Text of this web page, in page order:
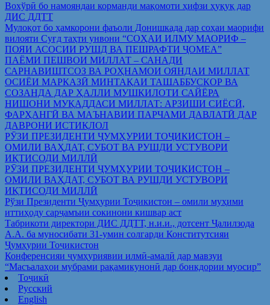
Вохўрӣ бо намояндаи корманди мақомоти ҳифзи ҳуқуқ дар
ДИС ДДТТ
Мулоқот бо ҳамкорони фаъоли Донишкада дар соҳаи маорифи
вилояти Суғд таҳти унвони “СОҲАИ ИЛМУ МАОРИФ –
ПОЯИ АСОСИИ РУШД ВА ПЕШРАФТИ ҶОМЕА”
ПАЁМИ ПЕШВОИ МИЛЛАТ – САНАДИ
САРНАВИШТСОЗ ВА РОҲНАМОИ ОЯНДАИ МИЛЛАТ
ОСИЁИ МАРКАЗӢ МИНТАҚАИ ТАШАББУСКОР ВА
СОЗАНДА ДАР ҲАЛЛИ МУШКИЛОТИ САЙЁРА
НИШОНИ МУҚАДДАСИ МИЛЛАТ: АРЗИШИ СИЁСӢ,
ФАРҲАНГӢ ВА МАЪНАВИИ ПАРЧАМИ ДАВЛАТӢ ДАР
ДАВРОНИ ИСТИҚЛОЛ
РӮЗИ ПРЕЗИДЕНТИ ҶУМҲУРИИ ТОҶИКИСТОН –
ОМИЛИ ВАҲДАТ, СУБОТ ВА РУШДИ УСТУВОРИ
ИҚТИСОДИ МИЛЛӢ
РӮЗИ ПРЕЗИДЕНТИ ҶУМҲУРИИ ТОҶИКИСТОН –
ОМИЛИ ВАҲДАТ, СУБОТ ВА РУШДИ УСТУВОРИ
ИҚТИСОДИ МИЛЛӢ
Рўзи Президенти Ҷумҳурии Тоҷикистон – омили муҳими
иттиҳоду сарҷамъии сокинони кишвар аст
Табрикоти директори ДИС ДДТТ, н.и.и., дотсент Ҷалилзода
А.А. ба муносибати 31-умин солгарди Конститутсияи
Ҷумҳурии Тоҷикистон
Конференсияи ҷумҳуриявии илмӣ-амалӣ дар мавзуи
“Масъалаҳои мубрами рақамикунонӣ дар бонкдории муосир”
Тоҷикӣ
Русский
English